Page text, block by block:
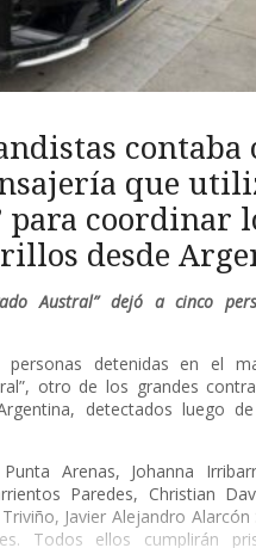
contaba
que
para coordinar
desde
Austral” dejó a cinco
personas detenidas en el
otro de los grandes
detectados luego
Arenas, Johanna
Paredes, Christian
Javier Alejandro Alarcón
Todos ellos cumplirán